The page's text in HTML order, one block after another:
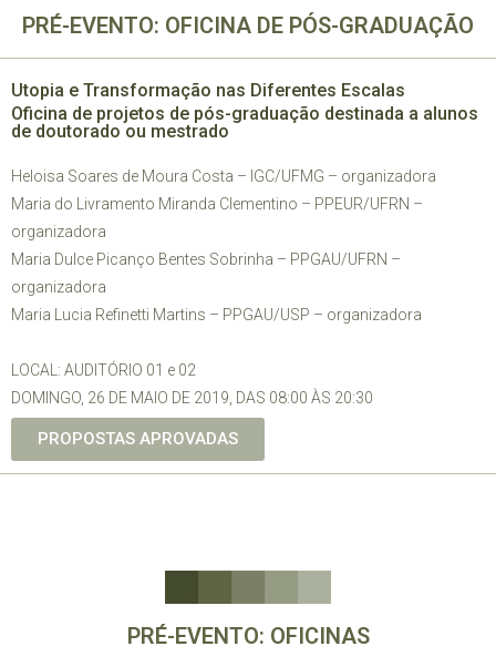
PRÉ-EVENTO: OFICINA DE PÓS-GRADUAÇÃO
Utopia e Transformação nas Diferentes Escalas
Oficina de projetos de pós-graduação destinada a alunos
de doutorado ou mestrado
Heloisa Soares de Moura Costa – IGC/UFMG – organizadora
Maria do Livramento Miranda Clementino – PPEUR/UFRN –
organizadora
Maria Dulce Picanço Bentes Sobrinha – PPGAU/UFRN –
organizadora
Maria Lucia Refinetti Martins – PPGAU/USP – organizadora
LOCAL: AUDITÓRIO 01 e 02
DOMINGO, 26 DE MAIO DE 2019, DAS 08:00 ÀS 20:30
PROPOSTAS APROVADAS
PRÉ-EVENTO: OFICINAS